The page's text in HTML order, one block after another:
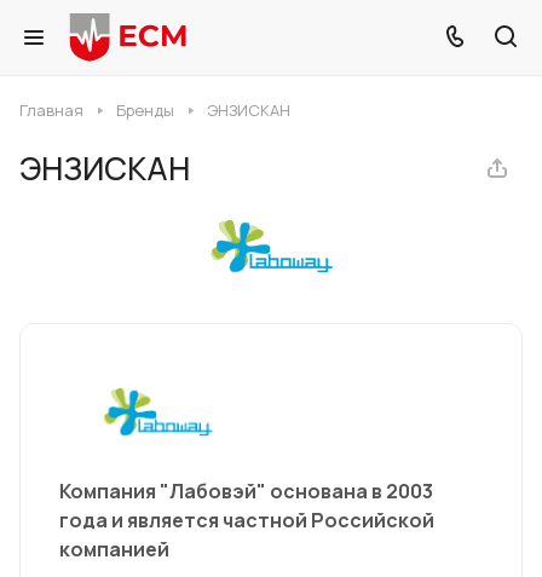
Главная Бренды ЭНЗИСКАН
ЭНЗИСКАН
Компания "Лабовэй" основана в 2003
года и является частной Российской
компанией